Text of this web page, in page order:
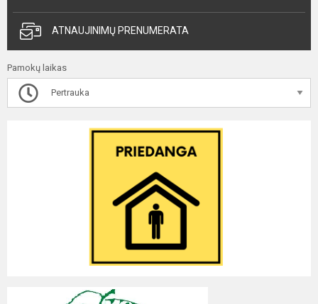
ATNAUJINIMŲ PRENUMERATA
Pamokų laikas
Pertrauka